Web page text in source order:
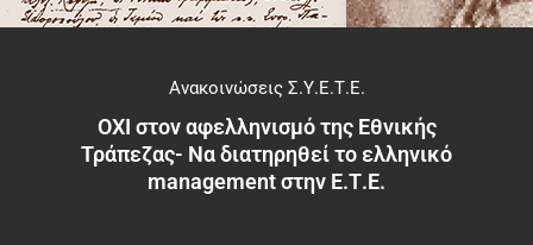
Ανακοινώσεις Σ.Υ.Ε.Τ.Ε.
ΟΧΙ στον αφελληνισμό της Εθνικής
Τράπεζας- Να διατηρηθεί το ελληνικό
management στην Ε.Τ.Ε.